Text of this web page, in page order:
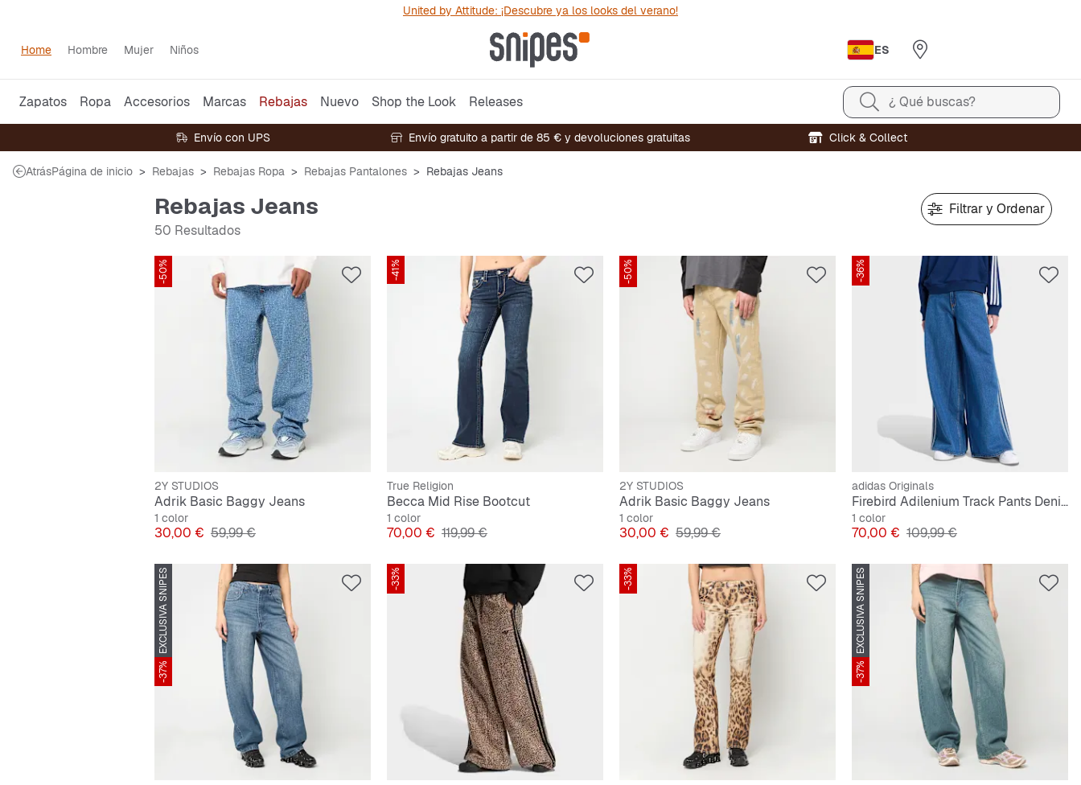
United by Attitude: ¡Descubre ya los looks del verano!
Home Hombre Mujer Niños ES
Zapatos Ropa Accesorios Marcas Rebajas Nuevo Shop the Look Releases ¿ Qué buscas?
Envío con UPS Envío gratuito a partir de 85 € y devoluciones gratuitas Click & Collect
AtrásPágina de inicio Rebajas Rebajas Ropa Rebajas Pantalones Rebajas Jeans
Rebajas Jeans
50 Resultados
Filtrar y Ordenar
-50%
2Y STUDIOS
Adrik Basic Baggy Jeans
1 color
Precio
30,00 € Precio original
59,99 €
-41%
True Religion
Becca Mid Rise Bootcut
1 color
Precio
70,00 € Precio original
119,99 €
-50%
2Y STUDIOS
Adrik Basic Baggy Jeans
1 color
Precio
30,00 € Precio original
59,99 €
-36%
adidas Originals
Firebird Adilenium Track Pants Denim
1 color
Precio
70,00 € Precio original
109,99 €
EXCLUSIVA SNIPES
-37%
-33% -33% EXCLUSIVA SNIPES
-37%